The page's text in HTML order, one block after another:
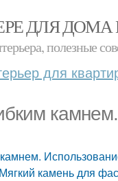
ДЛЯ
полезные
для
камень для